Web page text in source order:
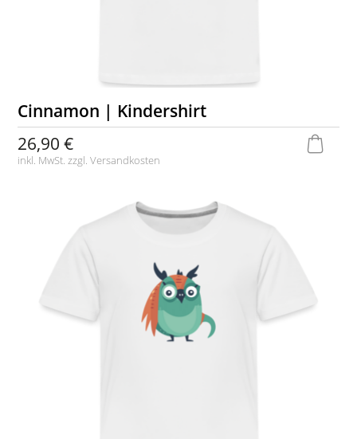
Cinnamon | Kindershirt
26,90 €
inkl. MwSt. zzgl.Versandkosten